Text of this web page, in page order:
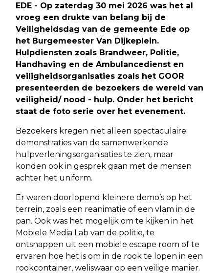
EDE - Op zaterdag 30 mei 2026 was het al
vroeg een drukte van belang bij de
Veiligheidsdag van de gemeente Ede op
het Burgemeester Van Dijkeplein.
Hulpdiensten zoals Brandweer, Politie,
Handhaving en de Ambulancedienst en
veiligheidsorganisaties zoals het GOOR
presenteerden de bezoekers de wereld van
veiligheid/ nood - hulp. Onder het bericht
staat de foto serie over het evenement.
Bezoekers kregen niet alleen spectaculaire
demonstraties van de samenwerkende
hulpverleningsorganisaties te zien, maar
konden ook in gesprek gaan met de mensen
achter het uniform.
Er waren doorlopend kleinere demo’s op het
terrein, zoals een reanimatie of een vlam in de
pan. Ook was het mogelijk om te kijken in het
Mobiele Media Lab van de politie, te
ontsnappen uit een mobiele escape room of te
ervaren hoe het is om in de rook te lopen in een
rookcontainer, weliswaar op een veilige manier.